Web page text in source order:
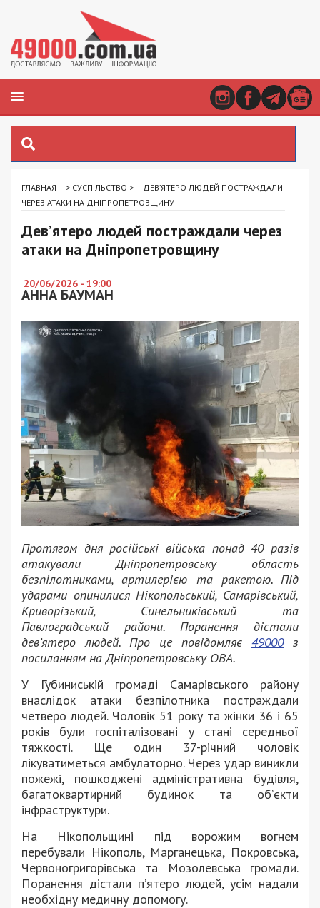
ГЛАВНАЯ > СУСПІЛЬСТВО >
ДЕВ’ЯТЕРО ЛЮДЕЙ ПОСТРАЖДАЛИ
ЧЕРЕЗ АТАКИ НА ДНІПРОПЕТРОВЩИНУ
Дев’ятеро людей постраждали через
атаки на Дніпропетровщину
20/06/2026 - 19:00
АННА БАУМАН
Протягом дня російські війська понад 40 разів
атакували Дніпропетровську область
безпілотниками, артилерією та ракетою. Під
ударами опинилися Нікопольський, Самарівський,
Криворізький, Синельниківський та
Павлоградський райони. Поранення дістали
дев’ятеро людей. Про це повідомляє 49000з
посиланням на Дніпропетровську ОВА.
У Губиниській громаді Самарівського району
внаслідок атаки безпілотника постраждали
четверо людей. Чоловік 51 року та жінки 36 і 65
років були госпіталізовані у стані середньої
тяжкості. Ще один 37-річний чоловік
лікуватиметься амбулаторно. Через удар виникли
пожежі, пошкоджені адміністративна будівля,
багатоквартирний будинок та об’єкти
інфраструктури.
На Нікопольщині під ворожим вогнем
перебували Нікополь, Марганецька, Покровська,
Червоногригорівська та Мозолевська громади.
Поранення дістали п’ятеро людей, усім надали
необхідну медичну допомогу.